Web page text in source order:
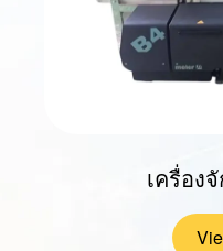
เครื่อง